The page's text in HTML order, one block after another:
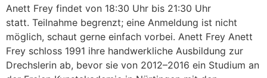
Anett Frey findet von 18:30 Uhr bis 21:30 Uhr
statt. Teilnahme begrenzt; eine Anmeldung ist nicht
möglich, schaut gerne einfach vorbei. Anett Frey Anett
Frey schloss 1991 ihre handwerkliche Ausbildung zur
Drechslerin ab, bevor sie von 2012–2016 ein Studium an